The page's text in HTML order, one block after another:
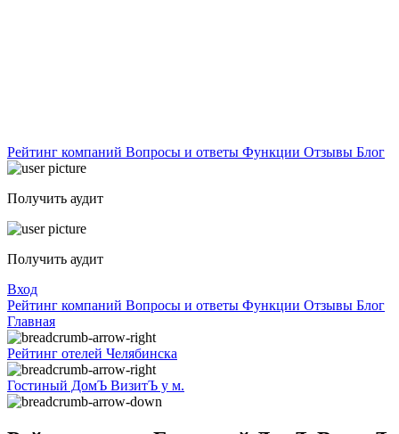
Рейтинг компаний Вопросы и ответы Функции Отзывы Блог
Получить аудит
Получить аудит
Вход
Рейтинг компаний Вопросы и ответы Функции Отзывы Блог
Главная
Рейтинг отелей Челябинска
Гостиный ДомЪ ВизитЪ у м.